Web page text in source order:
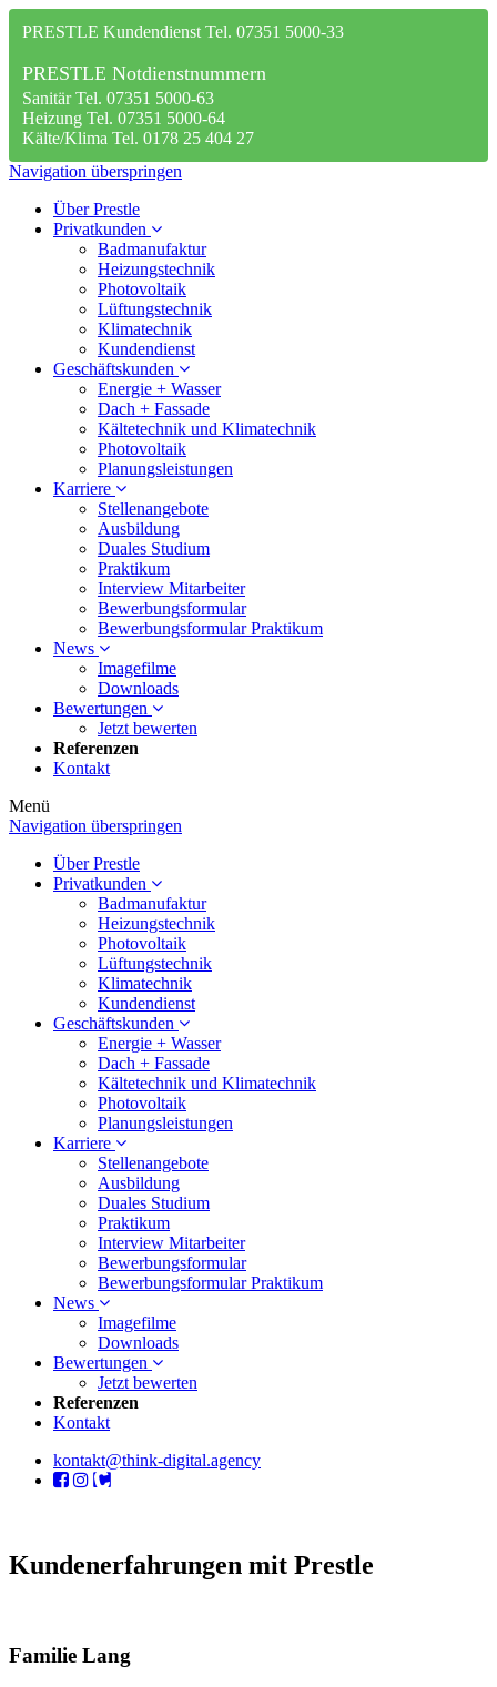
PRESTLE Kundendienst Tel. 07351 5000-33
PRESTLE Notdienstnummern
Sanitär Tel. 07351 5000-63
Heizung Tel. 07351 5000-64
Kälte/Klima Tel. 0178 25 404 27
Navigation überspringen
Über Prestle
Privatkunden
Badmanufaktur
Heizungstechnik
Photovoltaik
Lüftungstechnik
Klimatechnik
Kundendienst
Geschäftskunden
Energie + Wasser
Dach + Fassade
Kältetechnik und Klimatechnik
Photovoltaik
Planungsleistungen
Karriere
Stellenangebote
Ausbildung
Duales Studium
Praktikum
Interview Mitarbeiter
Bewerbungsformular
Bewerbungsformular Praktikum
News
Imagefilme
Downloads
Bewertungen
Jetzt bewerten
Referenzen
Kontakt
Menü
Navigation überspringen
Über Prestle
Privatkunden
Badmanufaktur
Heizungstechnik
Photovoltaik
Lüftungstechnik
Klimatechnik
Kundendienst
Geschäftskunden
Energie + Wasser
Dach + Fassade
Kältetechnik und Klimatechnik
Photovoltaik
Planungsleistungen
Karriere
Stellenangebote
Ausbildung
Duales Studium
Praktikum
Interview Mitarbeiter
Bewerbungsformular
Bewerbungsformular Praktikum
News
Imagefilme
Downloads
Bewertungen
Jetzt bewerten
Referenzen
Kontakt
kontakt@think-digital.agency
Kundenerfahrungen mit Prestle
Familie Lang